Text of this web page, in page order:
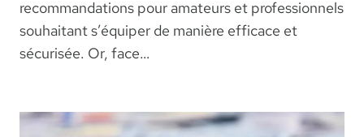
recommandations pour amateurs et professionnels
souhaitant s’équiper de manière efficace et
sécurisée. Or, face…